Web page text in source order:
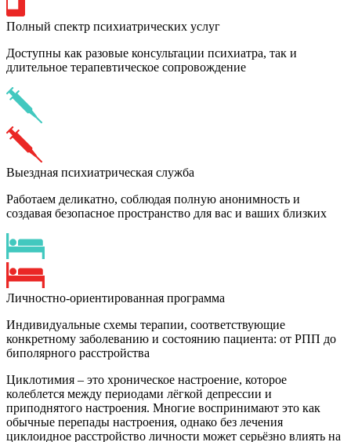
Полный спектр психиатрических услуг
Доступны как разовые консультации психиатра, так и
длительное терапевтическое сопровождение
Выездная психиатрическая служба
Работаем деликатно, соблюдая полную анонимность и
создавая безопасное пространство для вас и ваших близких
Личностно-ориентированная программа
Индивидуальные схемы терапии, соответствующие
конкретному заболеванию и состоянию пациента: от РПП до
биполярного расстройства
Циклотимия – это хроническое настроение, которое
колеблется между периодами лёгкой депрессии и
приподнятого настроения. Многие воспринимают это как
обычные перепады настроения, однако без лечения
циклоидное расстройство личности может серьёзно влиять на